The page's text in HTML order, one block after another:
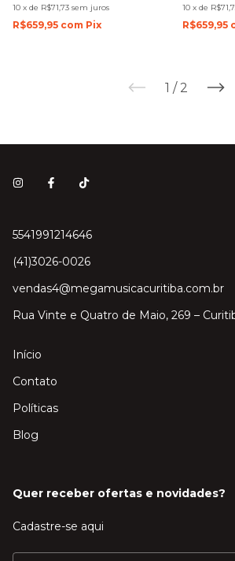
10 x de R$71,73 sem juros
R$659,95 com Pix
10 x de
R$659,95
1 / 2
5541991214646
(41)3026-0026
vendas4@megamusicacuritiba.com.br
Rua Vinte e Quatro de Maio, 269 –
Início
Contato
Políticas
Blog
Quer receber ofertas e novidades?
Cadastre-se aqui